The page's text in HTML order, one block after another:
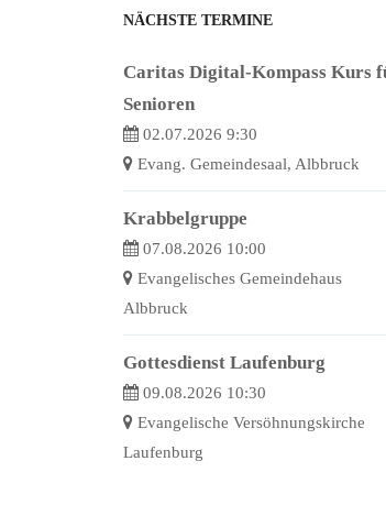
NÄCHSTE TERMINE
Caritas Digital-Kompass Kurs
Senioren
02.07.2026 9:30
Evang. Gemeindesaal, Albbruck
Krabbelgruppe
07.08.2026 10:00
Evangelisches Gemeindehaus
Albbruck
Gottesdienst Laufenburg
09.08.2026 10:30
Evangelische Versöhnungskirche
Laufenburg